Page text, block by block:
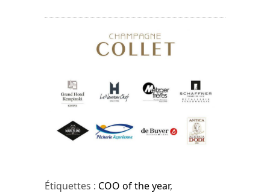
Étiquettes : COO of the year,